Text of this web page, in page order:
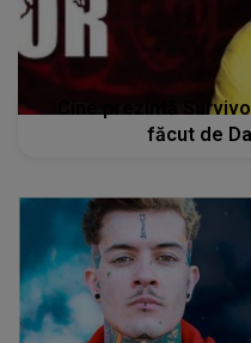
Cine prezintă
făcut de